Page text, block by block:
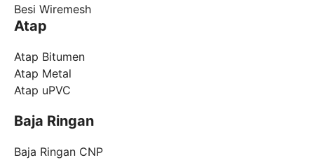
Besi Wiremesh
Atap
Atap Bitumen
Atap Metal
Atap uPVC
Baja Ringan
Baja Ringan CNP